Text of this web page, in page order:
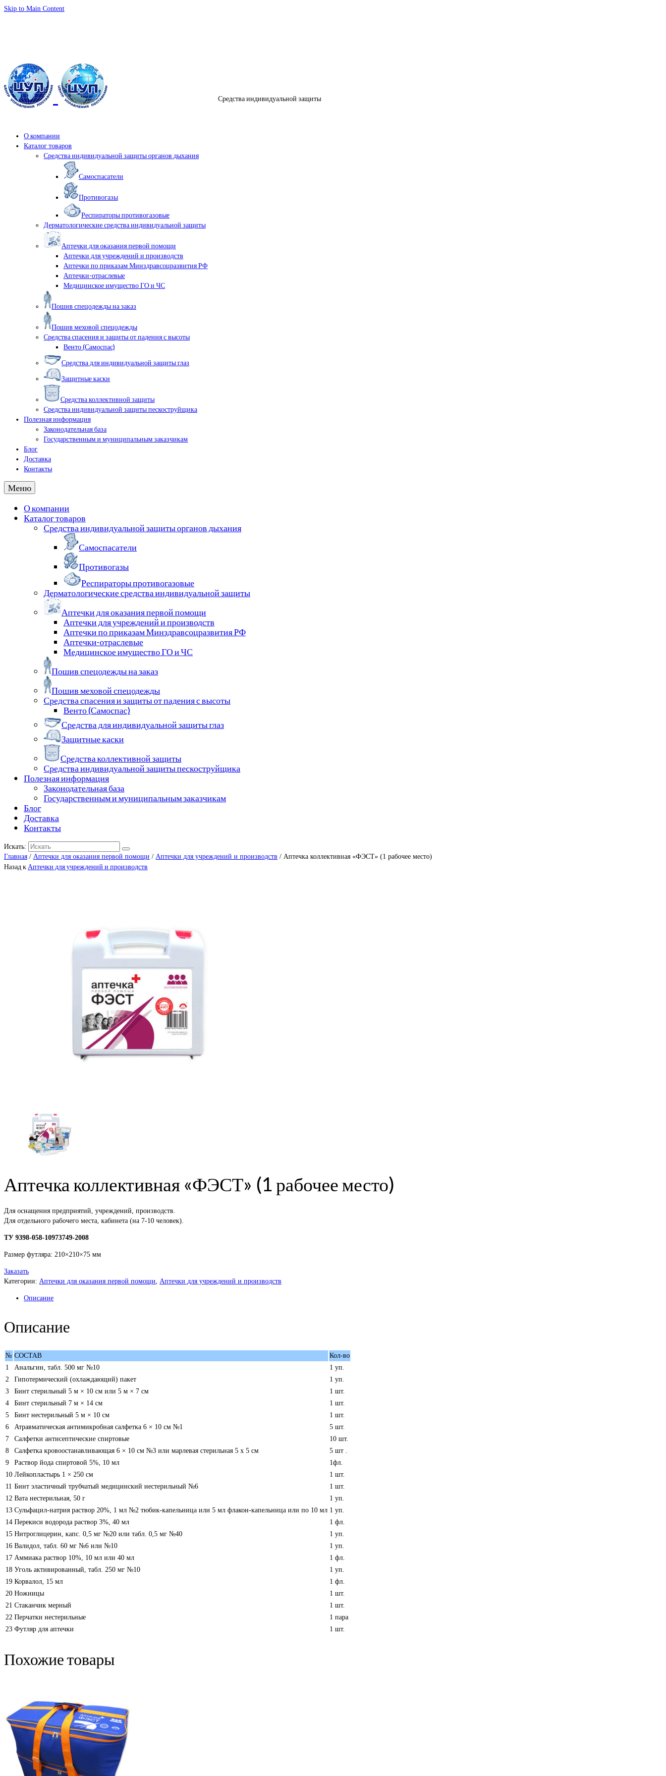
Skip to Main Content
Средства индивидуальной защиты
О компании
Каталог товаров
Средства индивидуальной защиты органов дыхания
Самоспасатели
Противогазы
Респираторы противогазовые
Дерматологические средства индивидуальной защиты
Аптечки для оказания первой помощи
Аптечки для учреждений и производств
Аптечки по приказам Минздравсоцразвития РФ
Аптечки-отраслевые
Медицинское имущество ГО и ЧС
Пошив спецодежды на заказ
Пошив меховой спецодежды
Средства спасения и защиты от падения с высоты
Венто (Самоспас)
Средства для индивидуальной защиты глаз
Защитные каски
Средства коллективной защиты
Средства индивидуальной защиты пескоструйщика
Полезная информация
Законодательная база
Государственным и муниципальным заказчикам
Блог
Доставка
Контакты
Меню
О компании
Каталог товаров
Средства индивидуальной защиты органов дыхания
Самоспасатели
Противогазы
Респираторы противогазовые
Дерматологические средства индивидуальной защиты
Аптечки для оказания первой помощи
Аптечки для учреждений и производств
Аптечки по приказам Минздравсоцразвития РФ
Аптечки-отраслевые
Медицинское имущество ГО и ЧС
Пошив спецодежды на заказ
Пошив меховой спецодежды
Средства спасения и защиты от падения с высоты
Венто (Самоспас)
Средства для индивидуальной защиты глаз
Защитные каски
Средства коллективной защиты
Средства индивидуальной защиты пескоструйщика
Полезная информация
Законодательная база
Государственным и муниципальным заказчикам
Блог
Доставка
Контакты
Искать:
Главная / Аптечки для оказания первой помощи / Аптечки для учреждений и производств / Аптечка коллективная «ФЭСТ» (1 рабочее место)
Назад к Аптечки для учреждений и производств
Аптечка коллективная «ФЭСТ» (1 рабочее место)
Для оснащения предприятий, учреждений, производств.
Для отдельного рабочего места, кабинета (на 7-10 человек).
ТУ 9398-058-10973749-2008
Размер футляра: 210×210×75 мм
Заказать
Категории: Аптечки для оказания первой помощи, Аптечки для учреждений и производств
Описание
Описание
№ СОСТАВ
Кол-во
1
Анальгин, табл. 500 мг №10
1 уп.
2
Гипотермический (охлаждающий) пакет
1 уп.
3
Бинт стерильный 5 м × 10 см или 5 м × 7 см
1 шт.
4
Бинт стерильный 7 м × 14 см
1 шт.
5
Бинт нестерильный 5 м × 10 см
1 шт.
6
Атравматическая антимикробная салфетка 6 × 10 см №1
5 шт.
7
Салфетки антисептические спиртовые
10 шт.
8
Салфетка кровоостанавливающая 6 × 10 см №3 или марлевая стерильная 5 x 5 см
5 шт .
9
Раствор йода спиртовой 5%, 10 мл
1фл.
10 Лейкопластырь 1 × 250 см
1 шт.
11 Бинт эластичный трубчатый медицинский нестерильный №6
1 шт.
12 Вата нестерильная, 50 г
1 уп.
13 Сульфацил-натрия раствор 20%, 1 мл №2 тюбик-капельница или 5 мл флакон-капельница или по 10 мл 1 уп.
14 Перекиси водорода раствор 3%, 40 мл
1 фл.
15 Нитроглицерин, капс. 0,5 мг №20 или табл. 0,5 мг №40
1 уп.
16 Валидол, табл. 60 мг №6 или №10
1 уп.
17 Аммиака раствор 10%, 10 мл или 40 мл
1 фл.
18 Уголь активированный, табл. 250 мг №10
1 уп.
19 Корвалол, 15 мл
1 фл.
20 Ножницы
1 шт.
21 Стаканчик мерный
1 шт.
22 Перчатки нестерильные
1 пара
23 Футляр для аптечки 1 шт.
Похожие товары